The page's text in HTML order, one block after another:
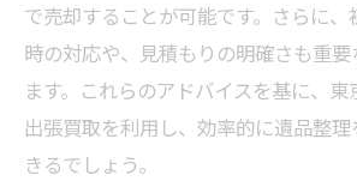
で売却することが可能です。さらに
時の対応や、見積もりの明確さも重
ます。これらのアドバイスを基に、
出張買取を利用し、効率的に遺品整
きるでしょう。